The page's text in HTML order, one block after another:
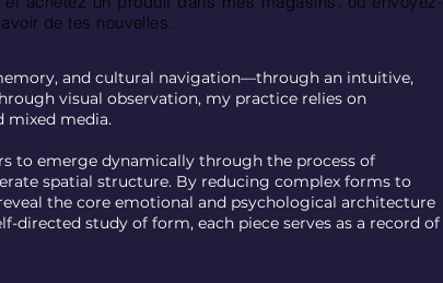
de tes nouvelles.
and cultural navigation—through an intuitive,
visual observation, my practice relies on
mixed media.
to emerge dynamically through the process of
spatial structure. By reducing complex forms to
the core emotional and psychological architecture
study of form, each piece serves as a record of